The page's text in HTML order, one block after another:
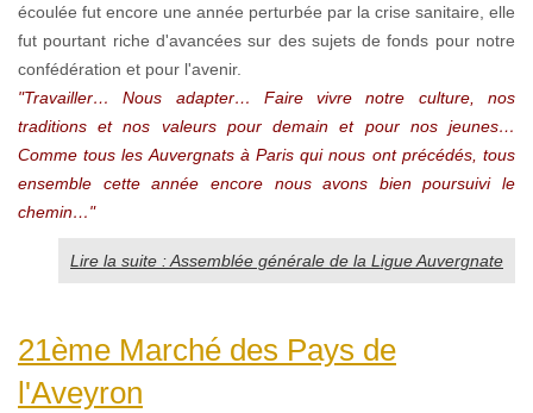
écoulée fut encore une année perturbée par la crise sanitaire, elle
fut pourtant riche d'avancées sur des sujets de fonds pour notre
confédération et pour l'avenir.
"Travailler… Nous adapter… Faire vivre notre culture, nos
traditions et nos valeurs pour demain et pour nos jeunes…
Comme tous les Auvergnats à Paris qui nous ont précédés, tous
ensemble cette année encore nous avons bien poursuivi le
chemin…"
Lire la suite : Assemblée générale de la Ligue Auvergnate
21ème Marché des Pays de
l'Aveyron